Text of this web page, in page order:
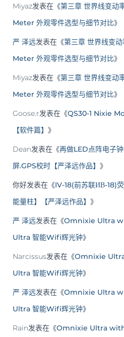
Miyaz发表在《第三章 世界线变
Meter 外观零件选型与细节对比》
严 泽远发表在《第三章 世界线变
Meter 外观零件选型与细节对比》
Miyaz发表在《第三章 世界线变
Meter 外观零件选型与细节对比》
Goose.r发表在《QS30-1 Nixie
【软件篇】 》
Dean发表在《再做LED点阵电子
屏.GPS校时【严泽远作品】 》
你好发表在《IV-18(前苏联ИВ-18)
能量柱】【严泽远作品】 》
严 泽远发表在《Omnixie Ultra
Ultra 智能Wifi辉光钟》
Narcissus发表在《Omnixie
Ultra 智能Wifi辉光钟》
严 泽远发表在《Omnixie Ultra
Ultra 智能Wifi辉光钟》
Rain发表在《Omnixie Ultra